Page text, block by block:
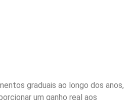
graduais ao longo dos anos,
um ganho real aos